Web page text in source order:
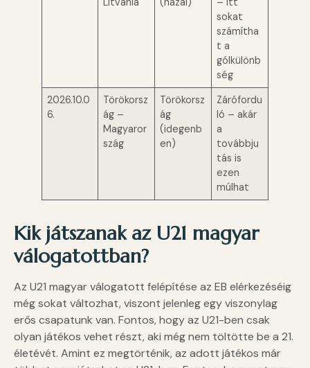
sokat
számítha
t a
gólkülönb
ség
2026.10.0
6.
Törökorsz
ág –
Magyaror
szág
Törökorsz
ág
(idegenb
en)
Zárófordu
ló – akár
a
továbbju
tás is
ezen
múlhat
Kik játszanak az U21 magyar
válogatottban?
Az U21 magyar válogatott felépítése az EB elérkezéséig
még sokat változhat, viszont jelenleg egy viszonylag
erős csapatunk van. Fontos, hogy az U21-ben csak
olyan játékos vehet részt, aki még nem töltötte be a 21.
életévét. Amint ez megtörténik, az adott játékos már